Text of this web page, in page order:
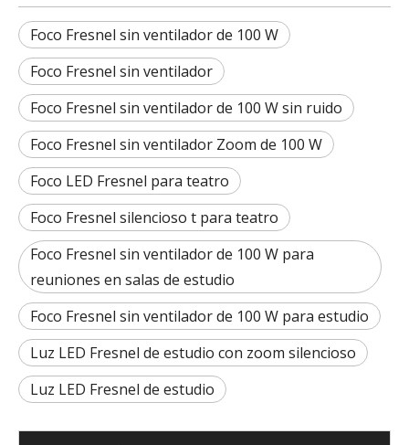
Foco Fresnel sin ventilador de 100 W
Foco Fresnel sin ventilador
Foco Fresnel sin ventilador de 100 W sin ruido
Foco Fresnel sin ventilador Zoom de 100 W
Foco LED Fresnel para teatro
Foco Fresnel silencioso t para teatro
Foco Fresnel sin ventilador de 100 W para
reuniones en salas de estudio
Foco Fresnel sin ventilador de 100 W para estudio
Luz LED Fresnel de estudio con zoom silencioso
Luz LED Fresnel de estudio